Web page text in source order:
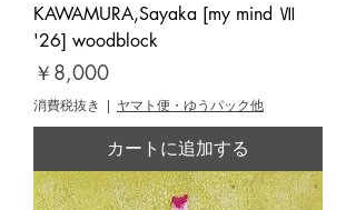
KAWAMURA,Sayaka [my mind Ⅶ
'26] woodblock
価格
￥8,000
消費税抜き | ヤマト便・ゆうパック他
カートに追加する